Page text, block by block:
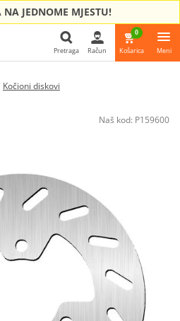
NA JEDNOME MJESTU!
Pretraga Račun
0
Košarica Meni
Kočioni diskovi
Naš kod: P159600